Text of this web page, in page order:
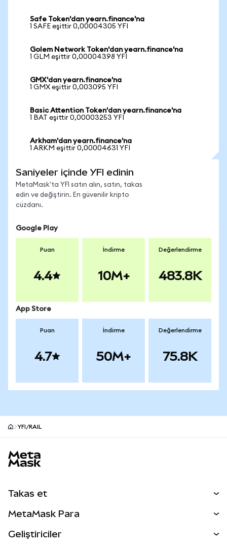
Safe Token'dan yearn.finance'na
1 SAFE eşittir 0,00004305 YFI
Golem Network Token'dan yearn.finance'na
1 GLM eşittir 0,00004398 YFI
GMX'dan yearn.finance'na
1 GMX eşittir 0,003095 YFI
Basic Attention Token'dan yearn.finance'na
1 BAT eşittir 0,00003253 YFI
Arkham'dan yearn.finance'na
1 ARKM eşittir 0,00004631 YFI
Saniyeler içinde YFI edinin
MetaMask'ta YFI satın alın, satın, takas
edin ve değiştirin. En güvenilir kripto
cüzdanı.
Google Play
Puan
4.4
İndirme
10M+
Değerlendirme
483.8K
App Store
Puan
4.7
İndirme
50M+
Değerlendirme
75.8K
YFI/RAIL
Takas et
Perps
MetaMask Para
Geliştiriciler